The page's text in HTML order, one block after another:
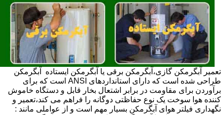
تعمیر آبگرمکن گازی،آبگرمکن برقی یا آبگرمکن ایستاده ​ آبگرمکن
طراحی شده است که دارای استانداردهای ANSI است که برای
برآوردن برای مقاومت در برابر اشتعال بخار قابل و دستگاه خاموش
کننده هوا سوخت یک نوع حفاظتی دوگانه را فراهم می کند،تعمیر و
نگهداری فیلتر هوای آبگرمکن بسیار مهم است و از عواملی مانند :